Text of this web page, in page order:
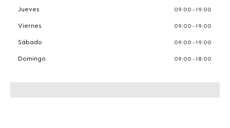
Jueves 09:00 - 19:00
Viernes 09:00 - 19:00
Sábado 09:00 - 19:00
Domingo 09:00 - 18:00